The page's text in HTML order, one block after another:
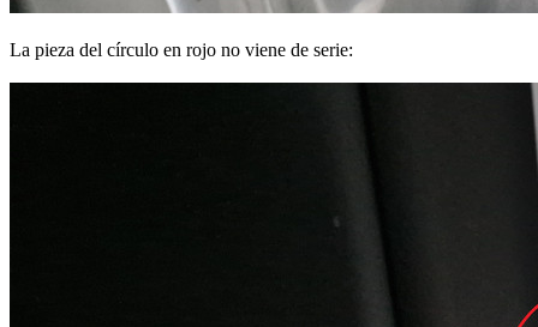
La pieza del círculo en rojo no viene de serie: